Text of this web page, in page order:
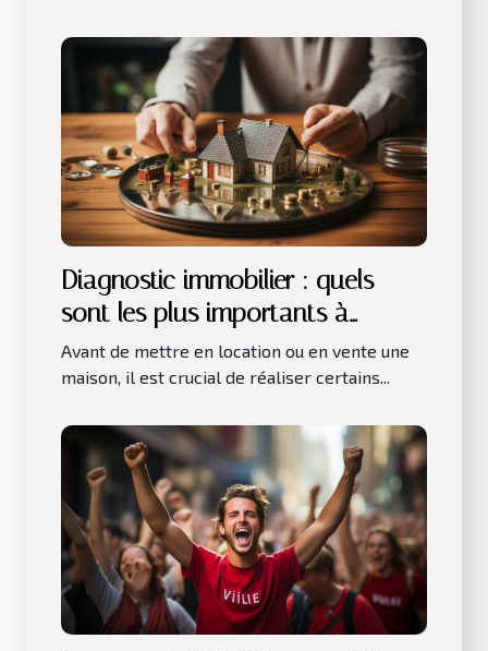
Diagnostic immobilier : quels
sont les plus importants à
réaliser avant la location ou la
vente d’une maison ?
Avant de mettre en location ou en vente une
maison, il est crucial de réaliser certains...